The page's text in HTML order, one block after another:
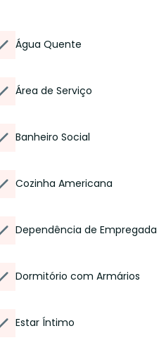
Água Quente
Área de Serviço
Banheiro Social
Cozinha Americana
Dependência de Empregada
Dormitório com Armários
Estar Íntimo